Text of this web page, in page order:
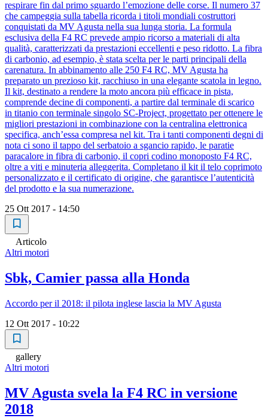
respirare fin dal primo sguardo l’emozione delle corse. Il numero 37
che campeggia sulla tabella ricorda i titoli mondiali costruttori
conquistati da MV Agusta nella sua lunga storia. La formula
esclusiva della F4 RC prevede ampio ricorso a materiali di alta
qualità, caratterizzati da prestazioni eccellenti e peso ridotto. La fibra
di carbonio, ad esempio, è stata scelta per le parti principali della
carenatura. In abbinamento alle 250 F4 RC, MV Agusta ha
preparato un prezioso kit, racchiuso in una elegante scatola in legno.
Il kit, destinato a rendere la moto ancora più efficace in pista,
comprende decine di componenti, a partire dal terminale di scarico
in titanio con terminale singolo SC-Project, progettato per ottenere le
migliori prestazioni in combinazione con la centralina elettronica
specifica, anch’essa compresa nel kit. Tra i tanti componenti degni di
nota ci sono il tappo del serbatoio a sgancio rapido, le paratie
paracalore in fibra di carbonio, il copri codino monoposto F4 RC,
oltre a viti e minuteria alleggerita. Completano il kit il telo coprimoto
personalizzato e il certificato di origine, che garantisce l’autenticità
del prodotto e la sua numerazione.
25 Ott 2017 - 14:50
Articolo
Altri motori
Sbk, Camier passa alla Honda
Accordo per il 2018: il pilota inglese lascia la MV Agusta
12 Ott 2017 - 10:22
gallery
Altri motori
MV Agusta svela la F4 RC in versione
2018